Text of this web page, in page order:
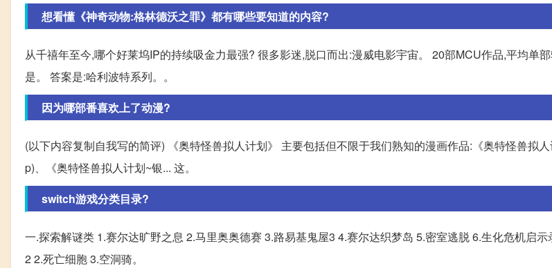
想看懂《神奇动物:格林德沃之罪》都有哪些要知道的内容?
从千禧年至今,哪个好莱坞IP的持续吸金力最强? 很多影迷,脱口而出:漫威电影宇宙。 20部MCU作品,平均单
是。 答案是:哈利波特系列。。
因为哪部番喜欢上了动漫?
(以下内容复制自我写的简评) 《奥特怪兽拟人计划》 主要包括但不限于我们熟知的漫画作品:《奥特怪兽拟
p)、《奥特怪兽拟人计划~银... 这。
switch游戏分类目录?
一.探索解谜类 1.赛尔达旷野之息 2.马里奥奥德赛 3.路易基鬼屋3 4.赛尔达织梦岛 5.密室逃脱 6.生化危机启
2 2.死亡细胞 3.空洞骑。